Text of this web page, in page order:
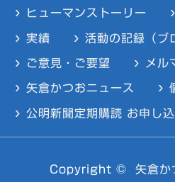
ヒューマンストーリー
実績 活動の記録（ブ
ご意見・ご要望 メル
矢倉かつおニュース
公明新聞定期購読 お申し
Copyright © 矢倉か